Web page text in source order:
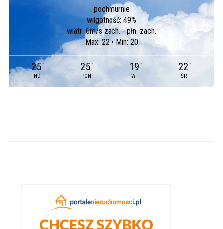
pochmurnie
wilgotność: 49%
wiatr: 6m/s zach. - płn. zach.
Max: 22 • Min: 20
25 °
ND
25 °
PON
19 °
WT
22 °
ŚR